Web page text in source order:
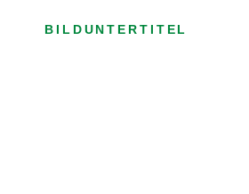
BILDUNTERTITEL